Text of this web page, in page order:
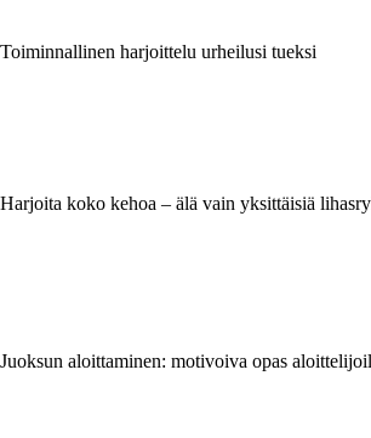
Toiminnallinen harjoittelu urheilusi tueksi
Harjoita koko kehoa – älä vain yksittäisiä
Juoksun aloittaminen: motivoiva opas